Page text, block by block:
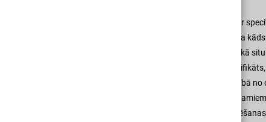
Uvis Toms atklāj, ka „katra sistēma ir
neprofesionāļi, kas tās nepārzina. Ja
garantijas, ka tā nostrādās arī kritiskā
nesakrist. Ja arī precei līdzi nāk
produkcijas izplatītāja vārds. Atšķirībā
uzņēmums sadarbojas tikai ar
sava ugunsdrošības detektoru